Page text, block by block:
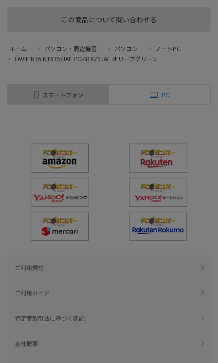
この商品について問い合わせる
ホーム > パソコン・周辺機器 > パソコン >
ノートPC
> LAVIE N16 N1675/JAE PC-N1675JAE オリーブグリーン
スマートフォン PC
ご利用規約
ご利用ガイド
特定商取引法に基づく表記
会社概要